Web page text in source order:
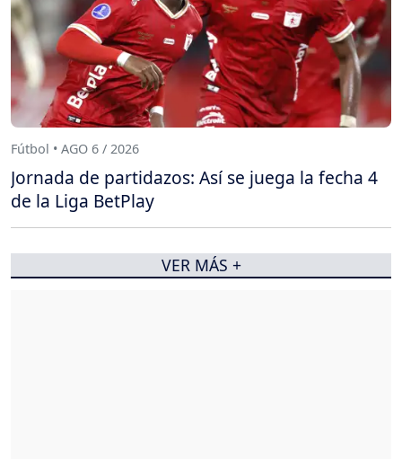
Fútbol • AGO 6 / 2026
Jornada de partidazos: Así se juega la fecha 4
de la Liga BetPlay
VER MÁS +